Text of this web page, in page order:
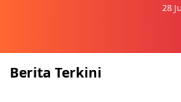
28
Berita Terkini